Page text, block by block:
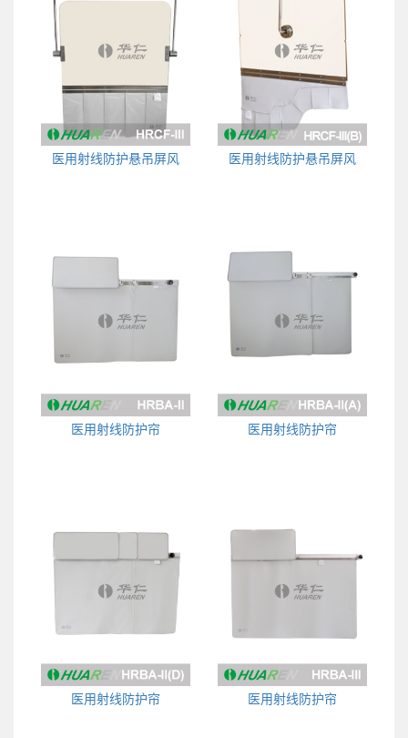
医用射线防护悬吊屏风 医用射线防护悬吊屏风
医用射线防护帘 医用射线防护帘
医用射线防护帘 医用射线防护帘